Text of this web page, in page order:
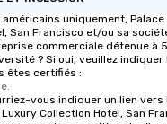
uniquement, Palace
San Francisco et/ou sa
commerciale détenue à
? Si oui, veuillez
êtes certifiés :
vous indiquer un lien
Luxury Collection Hotel, San